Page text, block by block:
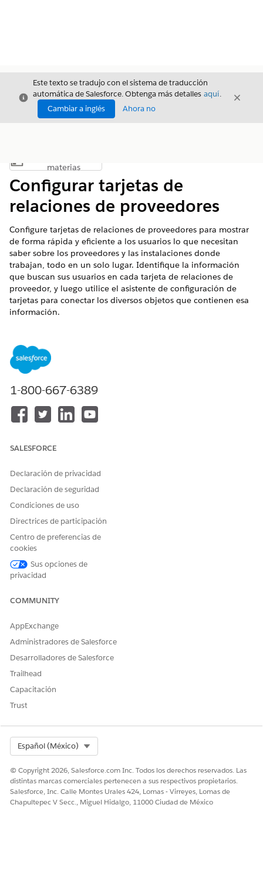
Cerrar
Este texto se tradujo con el sistema de traducción
automática de Salesforce. Obtenga más detalles aquí.
Cambiar a inglés
Ahora no
Cerrar
Mostrar índice de materias
materias
Configurar tarjetas de
relaciones de proveedores
Configure tarjetas de relaciones de proveedores para mostrar
de forma rápida y eficiente a los usuarios lo que necesitan
saber sobre los proveedores y las instalaciones donde
trabajan, todo en un solo lugar. Identifique la información
que buscan sus usuarios en cada tarjeta de relaciones de
proveedor, y luego utilice el asistente de configuración de
tarjetas para conectar los diversos objetos que contienen esa
información.
relaciones de proveedores, consulte la
Cloud: Tarjetas de relaciones de proveedores
¡Háganos saber cómo podemos mejorar!
1-800-667-6389
SALESFORCE
Declaración de privacidad
Declaración de seguridad
Condiciones de uso
Directrices de participación
Centro de preferencias de
cookies
Sus opciones de
privacidad
COMMUNITY
AppExchange
Administradores de Salesforce
Desarrolladores de Salesforce
Trailhead
Capacitación
Trust
Español (México)
© Copyright 2026, Salesforce.com Inc. Todos los derechos reservados. Las
distintas marcas comerciales pertenecen a sus respectivos propietarios.
Salesforce, Inc. Calle Montes Urales 424, Lomas - Virreyes, Lomas de
Chapultepec V Secc., Miguel Hidalgo, 11000 Ciudad de México